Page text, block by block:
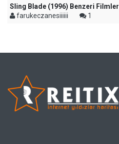
Sling Blade (1996) Benzeri Filmler
farukeczanesiiiiii
1